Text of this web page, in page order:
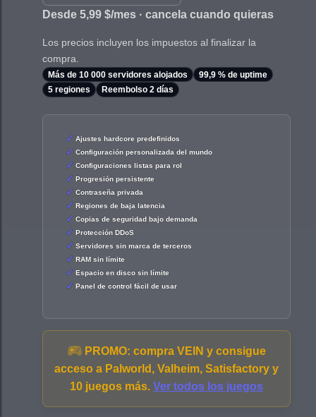
Desde 5,99 $/mes · cancela cuando quieras
Los precios incluyen los impuestos al finalizar la
compra.
Más de 10 000 servidores alojados
99,9 % de uptime
5 regiones
Reembolso 2 días
Ajustes hardcore predefinidos
Configuración personalizada del mundo
Configuraciones listas para rol
Progresión persistente
Contraseña privada
Regiones de baja latencia
Copias de seguridad bajo demanda
Protección DDoS
Servidores sin marca de terceros
RAM sin límite
Espacio en disco sin límite
Panel de control fácil de usar
PROMO: compra VEIN y consigue
acceso a Palworld, Valheim, Satisfactory y
10 juegos más. Ver todos los juegos